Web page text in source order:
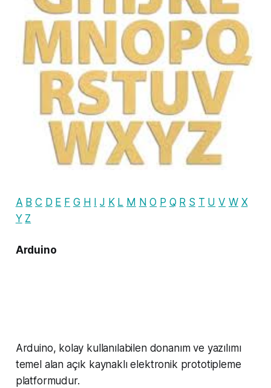
A B C D E F G H J K L M N O P Q R S T U V W X
Y Z
Arduino
Arduino, kolay kullanılabilen donanım ve yazılımı
temel alan açık kaynaklı elektronik prototipleme
platformudur.